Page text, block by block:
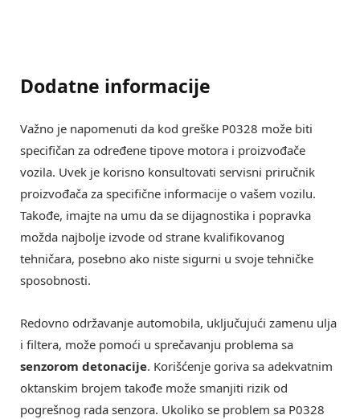
Dodatne informacije
Važno je napomenuti da kod greške P0328 može biti
specifičan za određene tipove motora i proizvođače
vozila. Uvek je korisno konsultovati servisni priručnik
proizvođača za specifične informacije o vašem vozilu.
Takođe, imajte na umu da se dijagnostika i popravka
možda najbolje izvode od strane kvalifikovanog
tehničara, posebno ako niste sigurni u svoje tehničke
sposobnosti.
Redovno održavanje automobila, uključujući zamenu ulja
i filtera, može pomoći u sprečavanju problema sa
senzorom detonacije. Korišćenje goriva sa adekvatnim
oktanskim brojem takođe može smanjiti rizik od
pogrešnog rada senzora. Ukoliko se problem sa P0328